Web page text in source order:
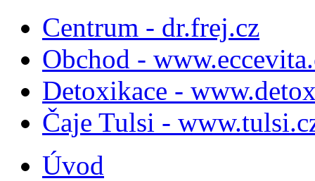
Centrum - dr.frej.cz
Obchod -
Detoxikace -
Čaje Tulsi -
Úvod